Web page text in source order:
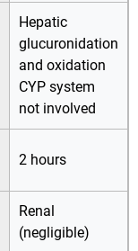
Hepatic
glucuronidation
and oxidation
CYP system
not involved
2 hours
Renal
(negligible)